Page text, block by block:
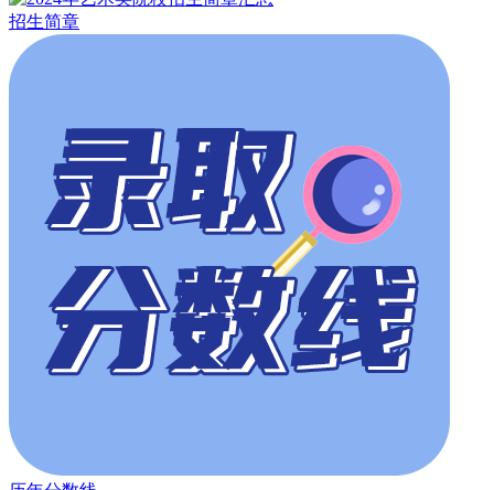
招生简章